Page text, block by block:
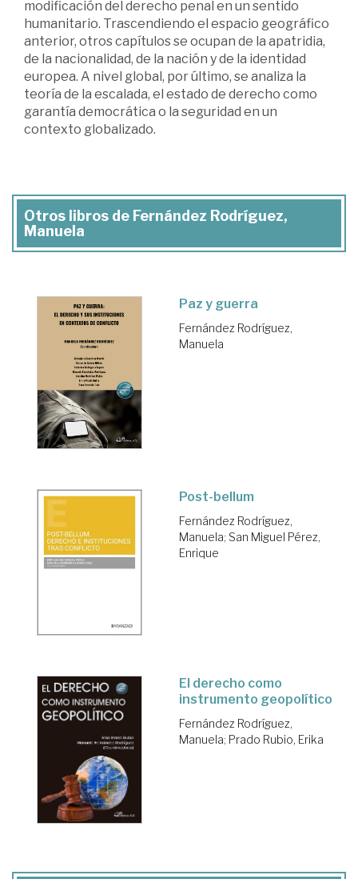
modificación del derecho penal en un sentido
humanitario. Trascendiendo el espacio geográfico
anterior, otros capítulos se ocupan de la apatridia,
de la nacionalidad, de la nación y de la identidad
europea. A nivel global, por último, se analiza la
teoría de la escalada, el estado de derecho como
garantía democrática o la seguridad en un
contexto globalizado.
Otros libros de Fernández Rodríguez,
Manuela
Paz y guerra
Fernández Rodríguez,
Manuela
Post-bellum
Fernández Rodríguez,
Manuela; San Miguel Pérez,
Enrique
El derecho como
instrumento geopolítico
Fernández Rodríguez,
Manuela; Prado Rubio, Erika